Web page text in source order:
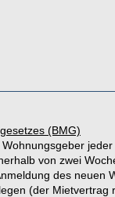
(BMG)
von zwei
des neuen
(der Mietvertrag